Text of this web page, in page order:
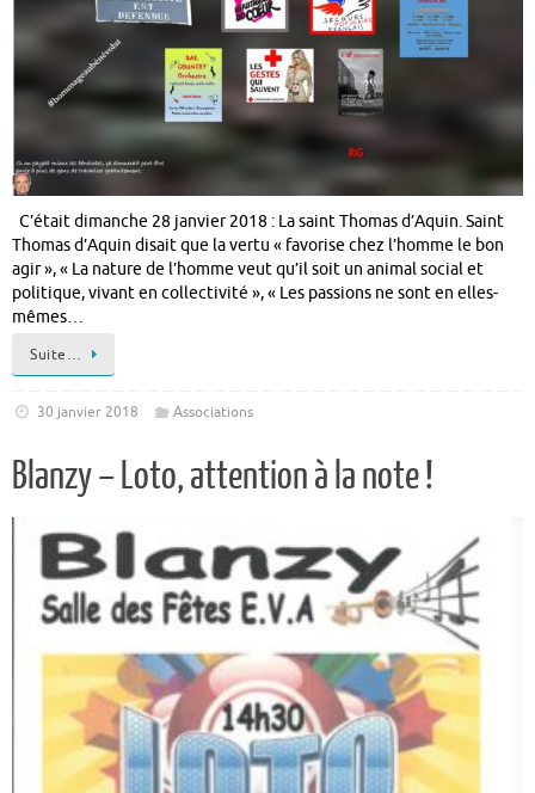
C’était dimanche 28 janvier 2018 : La saint Thomas d’Aquin. Saint
Thomas d’Aquin disait que la vertu « favorise chez l’homme le bon
agir », « La nature de l’homme veut qu’il soit un animal social et
politique, vivant en collectivité », « Les passions ne sont en elles-
mêmes…
Suite…
30 janvier 2018 Associations
Blanzy – Loto, attention à la note !